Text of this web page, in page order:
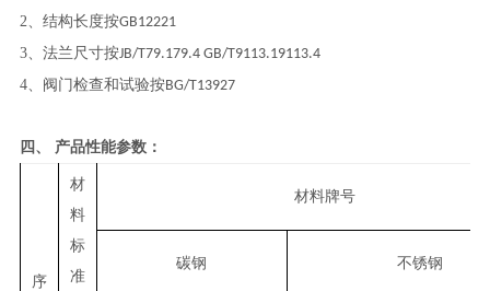
2 、结构长度按GB12221
3、法兰尺寸按JB/T79.179.4 GB/T9113.19113.4
4、阀门检查和试验按BG/T13927
四、 产品性能参数：
序
材
料
标
准
材料牌号
碳钢 不锈钢